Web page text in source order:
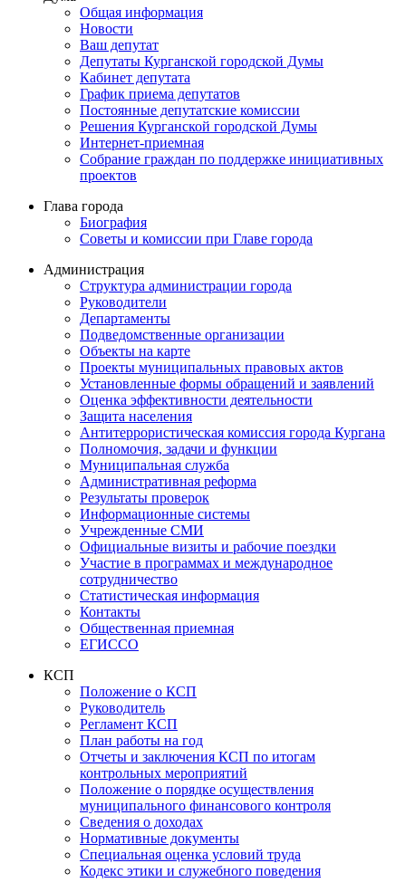
Общая информация
Новости
Ваш депутат
Депутаты Курганской городской Думы
Кабинет депутата
График приема депутатов
Постоянные депутатские комиссии
Решения Курганской городской Думы
Интернет-приемная
Собрание граждан по поддержке инициативных
проектов
Глава города
Биография
Советы и комиссии при Главе города
Администрация
Структура администрации города
Руководители
Департаменты
Подведомственные организации
Объекты на карте
Проекты муниципальных правовых актов
Установленные формы обращений и заявлений
Оценка эффективности деятельности
Защита населения
Антитеррористическая комиссия города Кургана
Полномочия, задачи и функции
Муниципальная служба
Административная реформа
Результаты проверок
Информационные системы
Учрежденные СМИ
Официальные визиты и рабочие поездки
Участие в программах и международное
сотрудничество
Статистическая информация
Контакты
Общественная приемная
ЕГИССО
КСП
Положение о КСП
Руководитель
Регламент КСП
План работы на год
Отчеты и заключения КСП по итогам
контрольных мероприятий
Положение о порядке осуществления
муниципального финансового контроля
Сведения о доходах
Нормативные документы
Специальная оценка условий труда
Кодекс этики и служебного поведения